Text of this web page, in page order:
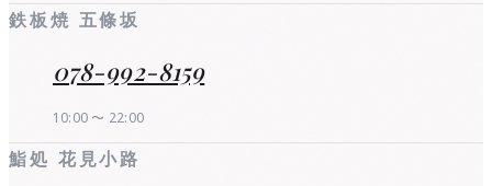
鉄板焼 五條坂
078-992-8159
10:00 〜 22:00
鮨処 花見小路